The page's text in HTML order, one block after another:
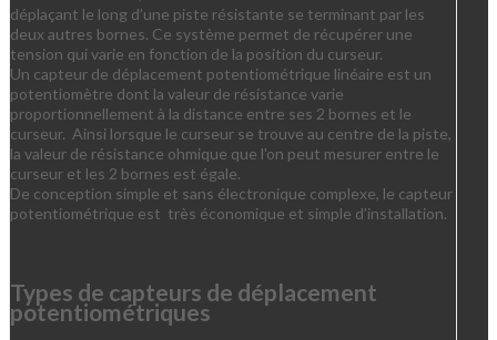
déplaçant le long d’une piste résistante se terminant par les
deux autres bornes. Ce système permet de récupérer une
tension qui varie en fonction de la position du curseur.
Un capteur de déplacement potentiométrique linéaire est un
potentiomètre dont la valeur de résistance varie
proportionnellement à la distance entre ses 2 bornes et le
curseur. Ainsi lorsque le curseur se trouve au centre de la piste,
la valeur de résistance ohmique que l'on peut mesurer entre le
curseur et les 2 bornes est égale.
De conception simple et sans électronique complexe, le capteur
potentiométrique est très économique et simple d’installation.
Types de capteurs de déplacement
potentiométriques